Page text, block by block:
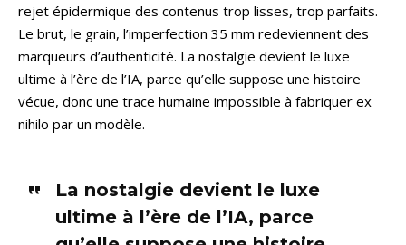
rejet épidermique des contenus trop lisses, trop parfaits.
Le brut, le grain, l’imperfection 35 mm redeviennent des
marqueurs d’authenticité. La nostalgie devient le luxe
ultime à l’ère de l’IA, parce qu’elle suppose une histoire
vécue, donc une trace humaine impossible à fabriquer ex
nihilo par un modèle.
La nostalgie devient le luxe
ultime à l’ère de l’IA, parce